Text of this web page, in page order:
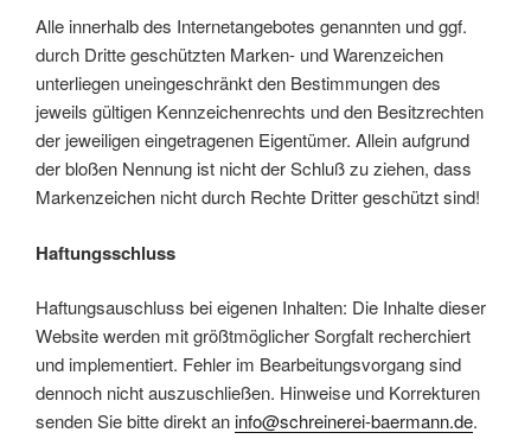
Alle innerhalb des Internetangebotes genannten und ggf.
durch Dritte geschützten Marken- und Warenzeichen
unterliegen uneingeschränkt den Bestimmungen des
jeweils gültigen Kennzeichenrechts und den Besitzrechten
der jeweiligen eingetragenen Eigentümer. Allein aufgrund
der bloßen Nennung ist nicht der Schluß zu ziehen, dass
Markenzeichen nicht durch Rechte Dritter geschützt sind!
Haftungsschluss
Haftungsauschluss bei eigenen Inhalten: Die Inhalte dieser
Website werden mit größtmöglicher Sorgfalt recherchiert
und implementiert. Fehler im Bearbeitungsvorgang sind
dennoch nicht auszuschließen. Hinweise und Korrekturen
senden Sie bitte direkt aninfo@schreinerei-baermann.de.